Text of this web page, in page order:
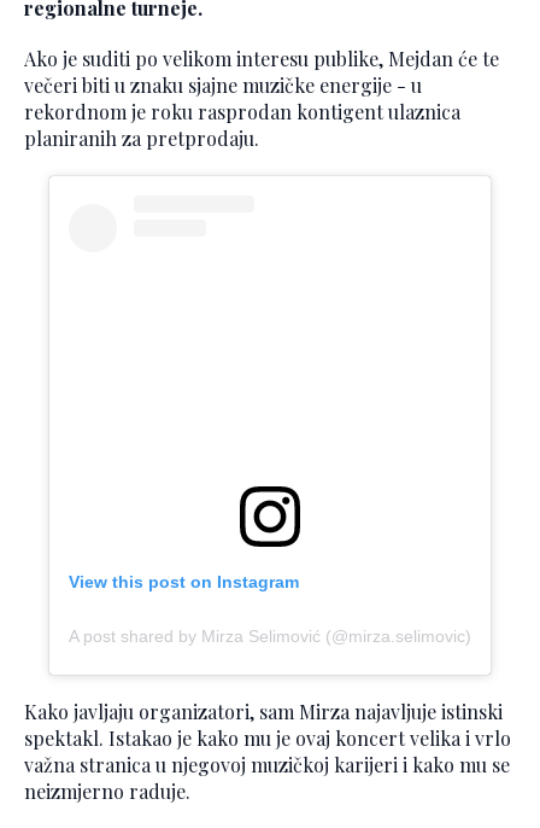
regionalne turneje.
Ako je suditi po velikom interesu publike, Mejdan će te
večeri biti u znaku sjajne muzičke energije - u
rekordnom je roku rasprodan kontigent ulaznica
planiranih za pretprodaju.
View this post on Instagram
A post shared by Mirza Selimović (@mirza.selimovic)
Kako javljaju organizatori, sam Mirza najavljuje istinski
spektakl. Istakao je kako mu je ovaj koncert velika i vrlo
važna stranica u njegovoj muzičkoj karijeri i kako mu se
neizmjerno raduje.